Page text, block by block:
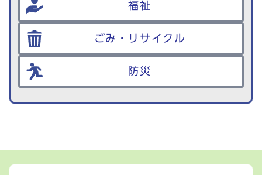
福祉
ごみ・リサイクル
防災